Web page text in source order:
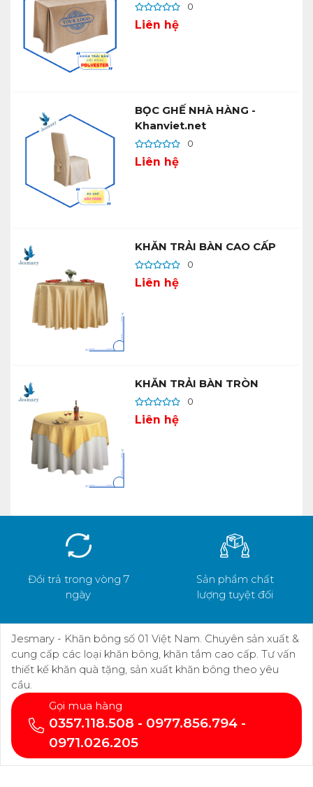
0
Liên hệ
BỌC GHẾ NHÀ HÀNG -
Khanviet.net
0
Liên hệ
KHĂN TRẢI BÀN CAO CẤP
0
Liên hệ
KHĂN TRẢI BÀN TRÒN
0
Liên hệ
Đổi trả trong vòng 7
ngày
Sản phẩm chất
lượng tuyệt đối
Jesmary - Khăn bông số 01 Việt Nam. Chuyên sản xuất &
cung cấp các loại khăn bông, khăn tắm cao cấp. Tư vấn
thiết kế khăn quà tặng, sản xuất khăn bông theo yêu
cầu.
Gọi mua hàng
0357.118.508 - 0977.856.794 -
0971.026.205